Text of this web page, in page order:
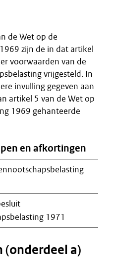
de Wet op de
zijn de in dat artikel
voorwaarden van de
vrijgesteld. In
invulling gegeven aan
artikel 5 van de Wet op
1969 gehanteerde
en afkortingen
1971
(onderdeel a)